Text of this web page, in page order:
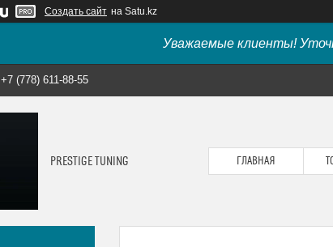
Создать сайт на Satu.kz
Уважаемые клиенты!
+7 (778) 611-88-55
PRESTIGE TUNING ГЛАВНАЯ